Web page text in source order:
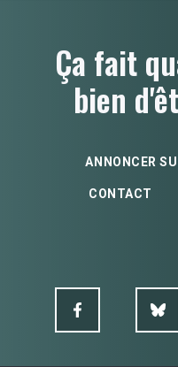
Ça fait
bien
ANNONCER
CONTACT